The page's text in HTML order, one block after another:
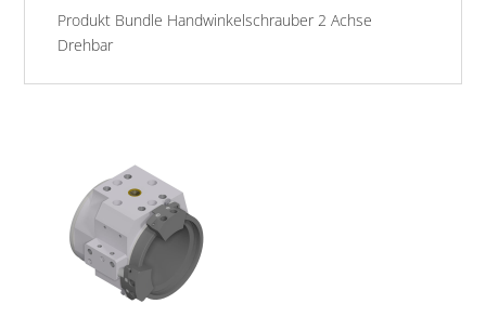
Produkt Bundle Handwinkelschrauber 2 Achse
Drehbar